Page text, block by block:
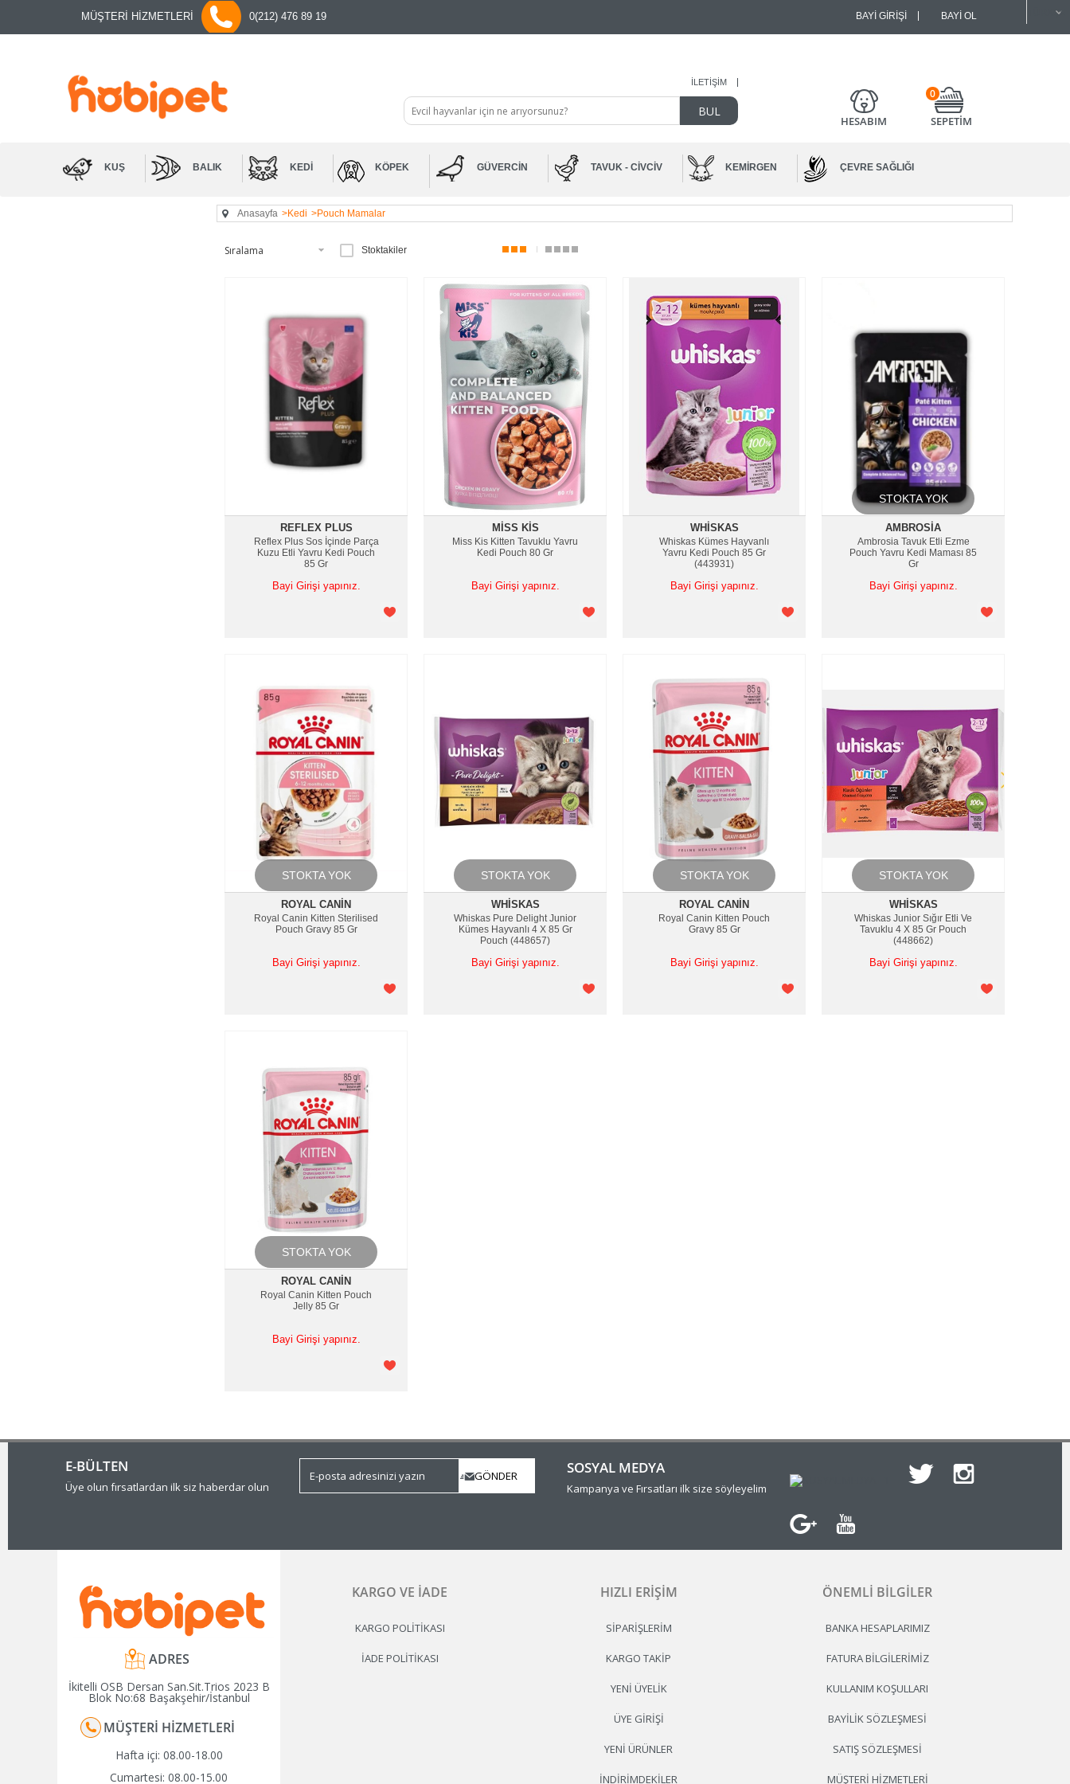
MÜŞTERİ HİZMETLERİ 0(212) 476 89 19 BAYI GIRIŞI BAYI OL
0
SEPETİM
HESABIM
İLETIŞIM
KUŞ BALIK KEDI KÖPEK GÜVERCIN TAVUK - CIVCIV KEMIRGEN ÇEVRE SAĞLIĞI
Anasayfa >Kedi >Pouch Mamalar
Stoktakiler
REFLEX PLUS
Reflex Plus Sos İçinde Parça
Kuzu Etli Yavru Kedi Pouch
85 Gr
Bayi Girişi yapınız.
MISS KIS
Miss Kis Kitten Tavuklu Yavru
Kedi Pouch 80 Gr
Bayi Girişi yapınız.
WHISKAS
Whiskas Kümes Hayvanlı
Yavru Kedi Pouch 85 Gr
(443931)
Bayi Girişi yapınız.
STOKTA YOK
AMBROSIA
Ambrosia Tavuk Etli Ezme
Pouch Yavru Kedi Maması 85
Gr
Bayi Girişi yapınız.
STOKTA YOK
ROYAL CANIN
Royal Canin Kitten Sterilised
Pouch Gravy 85 Gr
Bayi Girişi yapınız.
STOKTA YOK
WHISKAS
Whiskas Pure Delight Junior
Kümes Hayvanlı 4 X 85 Gr
Pouch (448657)
Bayi Girişi yapınız.
STOKTA YOK
ROYAL CANIN
Royal Canin Kitten Pouch
Gravy 85 Gr
Bayi Girişi yapınız.
STOKTA YOK
WHISKAS
Whiskas Junior Sığır Etli Ve
Tavuklu 4 X 85 Gr Pouch
(448662)
Bayi Girişi yapınız.
STOKTA YOK
ROYAL CANIN
Royal Canin Kitten Pouch
Jelly 85 Gr
Bayi Girişi yapınız.
E-BÜLTEN
Üye olun fırsatlardan ilk siz haberdar olun
SOSYAL MEDYA
Kampanya ve Fırsatları ilk size söyleyelim
ADRES
İkitelli OSB Dersan San.Sit.Trios 2023 B
Blok No:68 Başakşehir/İstanbul
MÜŞTERI HIZMETLERI
Hafta içi: 08.00-18.00
Cumartesi: 08.00-15.00
KARGO VE İADE
KARGO POLITIKASI
İADE POLITIKASI
HIZLI ERIŞIM
SIPARIŞLERIM
KARGO TAKIP
YENI ÜYELIK
ÜYE GIRIŞI
YENI ÜRÜNLER
İNDIRIMDEKILER
ÖNEMLI BILGILER
BANKA HESAPLARIMIZ
FATURA BILGILERIMIZ
KULLANIM KOŞULLARI
BAYILIK SÖZLEŞMESI
SATIŞ SÖZLEŞMESI
MÜŞTERI HIZMETLERI